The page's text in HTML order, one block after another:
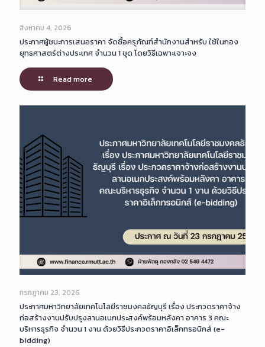
สิงหาคม 4, 2026
ประกาศผู้ชนะการเสนอราคา จัดซื้อครุภัณฑ์สำนักงานสำหรับ ใช้ในกอง
ยุทธศาสตร์ต่างประเทศ จำนวน 1 ชุด โดยวิธีเฉพาะเจาะจง
Read more
กรกฎาคม 23, 2026
ประกาศมหาวิทยาลัยเทคโนโลยีราชมงคลธัญบุรี เรื่อง ประกวดราคาจ้าง
ก่อสร้างงานปรับปรุงลานอเนกประสงค์พร้อมหลังคา อาคาร 3 คณะ
บริหารธุรกิจ จำนวน 1 งาน ด้วยวิธีประกวดราคาอิเล็กทรอนิกส์ (e-
bidding)